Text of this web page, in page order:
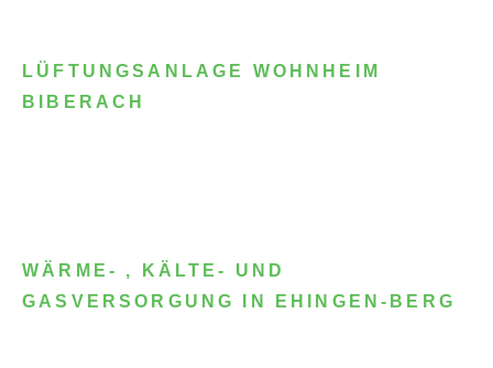
LÜFTUNGSANLAGE WOHNHEIM
BIBERACH
WÄRME- , KÄLTE- UND
GASVERSORGUNG IN EHINGEN-BERG